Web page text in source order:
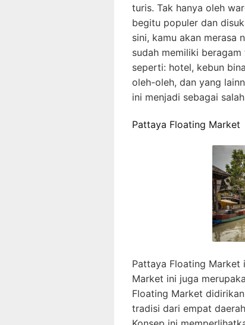
turis. Tak hanya oleh
begitu populer dan
sini, kamu akan merasa
sudah memiliki
seperti: hotel, kebun
oleh-oleh, dan yang
ini menjadi sebagai
Pattaya Floating Market
Pattaya Floating Market
Market ini juga
Floating Market
tradisi dari empat